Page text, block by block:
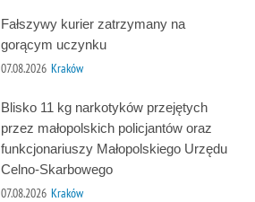
Fałszywy kurier zatrzymany na
gorącym uczynku
07.08.2026 Kraków
Blisko 11 kg narkotyków przejętych
przez małopolskich policjantów oraz
funkcjonariuszy Małopolskiego Urzędu
Celno-Skarbowego
07.08.2026 Kraków